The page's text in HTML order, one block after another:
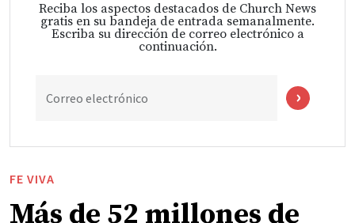
Reciba los aspectos destacados de Church News
gratis en su bandeja de entrada semanalmente.
Escriba su dirección de correo electrónico a
continuación.
Correo electrónico
FE VIVA
Más de 52 millones de